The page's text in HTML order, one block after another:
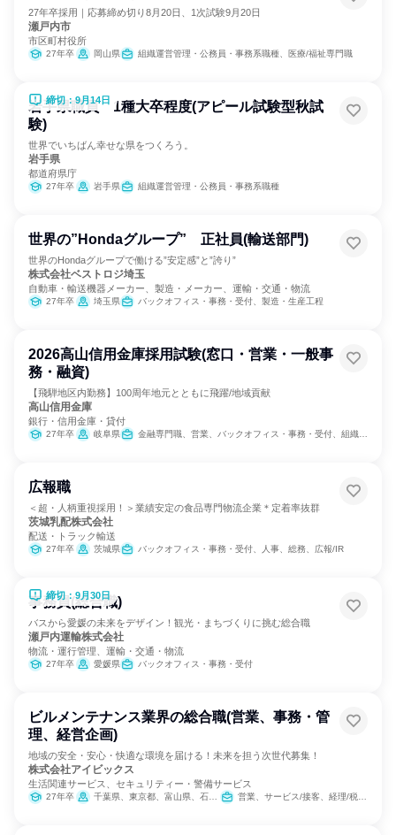
27年卒採用｜応募締め切り8月20日、1次試験9月20日
瀬戸内市
市区町村役所
27年卒 岡山県 組織運営管理・公務員・事務系職種、医療/福祉専門職
締切：9月14日
岩手県職員 1種大卒程度(アピール試験型秋試
験)
世界でいちばん幸せな県をつくろう。
岩手県
都道府県庁
27年卒 岩手県 組織運営管理・公務員・事務系職種
世界の”Hondaグループ” 正社員(輸送部門)
世界のHondaグループで働ける”安定感”と”誇り”
株式会社ベストロジ埼玉
自動車・輸送機器メーカー、製造・メーカー、運輸・交通・物流
27年卒 埼玉県 バックオフィス・事務・受付、製造・生産工程
2026高山信用金庫採用試験(窓口・営業・一般事
務・融資)
【飛騨地区内勤務】100周年地元とともに飛躍/地域貢献
高山信用金庫
銀行・信用金庫・貸付
27年卒 岐阜県 金融専門職、営業、バックオフィス・事務・受付、組織運営管理・公務員・事務系職種
広報職
＜超・人柄重視採用！＞業績安定の食品専門物流企業＊定着率抜群
茨城乳配株式会社
配送・トラック輸送
27年卒 茨城県 バックオフィス・事務・受付、人事、総務、広報/IR
締切：9月30日
事務員(総合職)
バスから愛媛の未来をデザイン！観光・まちづくりに挑む総合職
瀬戸内運輸株式会社
物流・運行管理、運輸・交通・物流
27年卒 愛媛県 バックオフィス・事務・受付
ビルメンテナンス業界の総合職(営業、事務・管
理、経営企画)
地域の安全・安心・快適な環境を届ける！未来を担う次世代募集！
株式会社アイビックス
生活関連サービス、セキュリティー・警備サービス
27年卒 千葉県、東京都、富山県、石川県、福井県、滋賀県、京都府 営業、サービス/接客、経理/税務/財務、人事、総務、IT、広報/IR、マーケティング・広告・宣伝、経営/事業企画